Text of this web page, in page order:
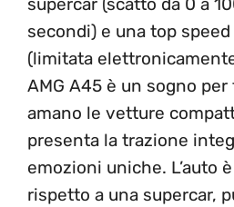
supercar (scatto da 0 a
secondi) e una top
(limitata
AMG A45 è un sogno
amano le vetture
presenta la trazione
emozioni uniche. L’auto
rispetto a una supercar,